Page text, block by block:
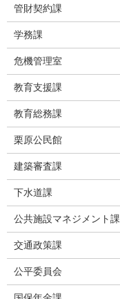
管財契約課
学務課
危機管理室
教育支援課
教育総務課
栗原公民館
建築審査課
下水道課
公共施設マネジメント課
交通政策課
公平委員会